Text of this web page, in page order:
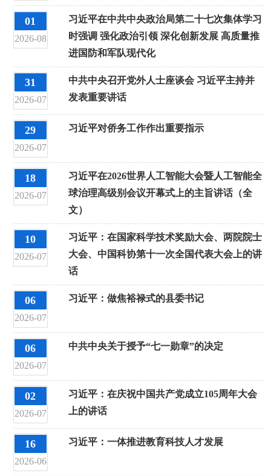
01
2026-08
习近平在中共中央政治局第二十七次集体学习
时强调 强化政治引领 深化创新发展 高质量推
进国防和军队现代化
31
2026-07
中共中央召开党外人士座谈会 习近平主持并
发表重要讲话
29
2026-07
习近平对侨务工作作出重要指示
18
2026-07
习近平在2026世界人工智能大会暨人工智能全
球治理高级别会议开幕式上的主旨讲话（全
文）
10
2026-07
习近平：在国家科学技术奖励大会、两院院士
大会、中国科协第十一次全国代表大会上的讲
话
06
2026-07
习近平：做焦裕禄式的县委书记
06
2026-07
中共中央关于授予“七一勋章”的决定
02
2026-07
习近平：在庆祝中国共产党成立105周年大会
上的讲话
16
2026-06
习近平：一体推进教育科技人才发展